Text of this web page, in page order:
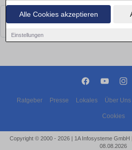
Alle Cookies akzeptieren
Einstellungen
Leider konnten wir derzeit keine
bald wieder vorbei!
Ratgeber Presse Lokales Über Uns
Cookies
Copyright © 2000 - 2026 | 1A Infosysteme
08.08.2026